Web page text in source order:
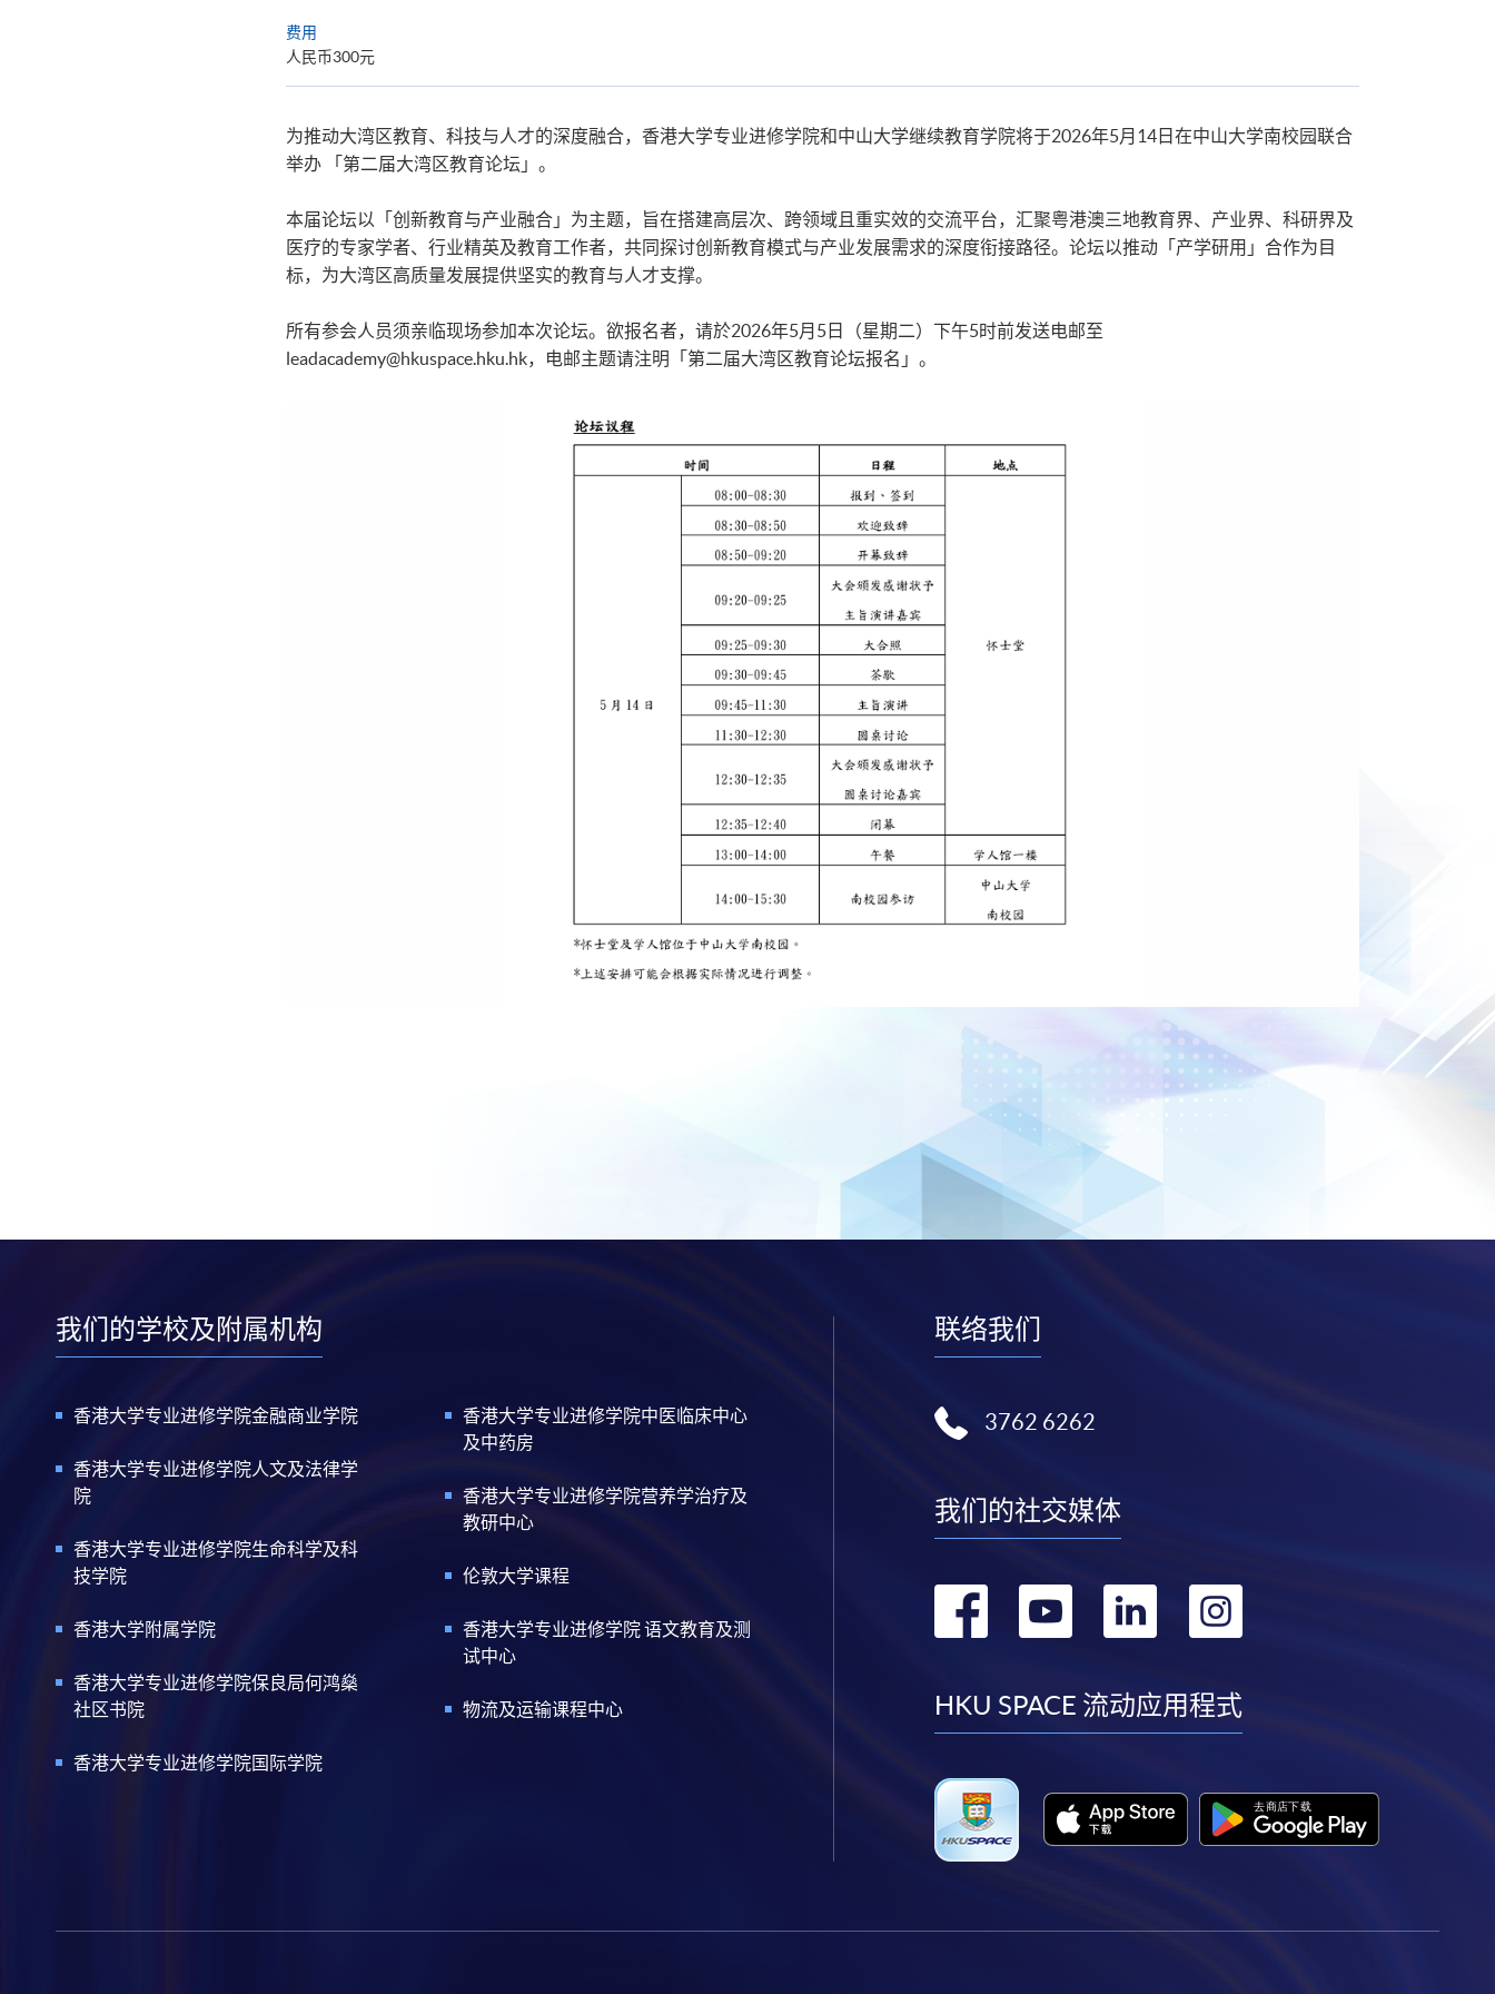
费用
人民币300元
为推动大湾区教育、科技与人才的深度融合，香港大学专业进修学院和中山大学继续教育学院将于2026年5月14日在中山大学南校园联合
举办 「第二届大湾区教育论坛」。
本届论坛以「创新教育与产业融合」为主题，旨在搭建高层次、跨领域且重实效的交流平台，汇聚粤港澳三地教育界、产业界、科研界及
医疗的专家学者、行业精英及教育工作者，共同探讨创新教育模式与产业发展需求的深度衔接路径。论坛以推动「产学研用」合作为目
标，为大湾区高质量发展提供坚实的教育与人才支撑。
所有参会人员须亲临现场参加本次论坛。欲报名者，请於2026年5月5日（星期二）下午5时前发送电邮至
leadacademy@hkuspace.hku.hk，电邮主题请注明「第二届大湾区教育论坛报名」。
我们的学校及附属机构
香港大学专业进修学院金融商业学院
香港大学专业进修学院人文及法律学
院
香港大学专业进修学院生命科学及科
技学院
香港大学附属学院
香港大学专业进修学院保良局何鸿燊
社区书院
香港大学专业进修学院国际学院
香港大学专业进修学院中医临床中心
及中药房
香港大学专业进修学院营养学治疗及
教研中心
伦敦大学课程
香港大学专业进修学院 语文教育及测
试中心
物流及运输课程中心
联络我们
3762 6262
我们的社交媒体
转
facebook
转
youtube
转
linkedin
转
instagram
HKU SPACE 流动应用程式